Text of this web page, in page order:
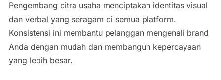
Pengembang citra usaha menciptakan identitas visual
dan verbal yang seragam di semua platform.
Konsistensi ini membantu pelanggan mengenali brand
Anda dengan mudah dan membangun kepercayaan
yang lebih besar.